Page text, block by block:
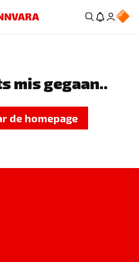
mis gegaan..
de homepage